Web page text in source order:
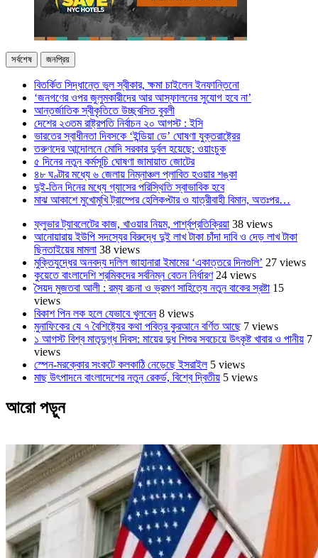
সর্বশেষ জনপ্রিয়
বিতর্কিত সিদ্ধান্তে ভুল স্বীকার, ক্ষমা চাইলেন ইনফান্তিনো
‘জনগণের ওপর জুলুমকারীদের আর আস্ফালনের সুযোগ হবে না’
আন্তর্জাতিক স্বীকৃতিতে উচ্ছ্বসিত বুবলী
দেশের ২৩তম রাষ্ট্রপতি নির্বাচন ২০ আগস্ট : ইসি
ভারতের স্বাধীনতা দিবসকে ‘ইন্ডিয়া ডে’ ঘোষণা যুক্তরাষ্ট্রের
তরুণদের আন্দোলনে মোদি সরকার দুর্বল হয়েছে: ওয়াংচুক
৫ দিনের নতুন কর্মসূচি ঘোষণা জামায়াত জোটের
৪৮ ঘণ্টার মধ্যে ৬ জেলায় নিম্নাঞ্চল প্লাবিত হওয়ার শঙ্কা
দুই-তিন দিনের মধ্যে গ্যাসের পরিস্থিতি স্বাভাবিক হবে
মাঝ আকাশে মুখোমুখি ট্রাম্পের হেলিকপ্টার ও যাত্রীবাহী বিমান, অতঃপর…
ফ্লুভার ট্যাবলেটের কাজ, খাওয়ার নিয়ম, পার্শ্বপ্রতিক্রিয়া 38 views
আনোয়ারায় ইউপি সদস্যের বিরুদ্ধে দুই লাখ টাকা চাঁদা দাবি ও দেড় লাখ টাকা
ছিনতাইয়ের মামলা 38 views
মুক্তিযুদ্ধের অনবদ্য দলিল জাহানারা ইমামের ‘একাত্তরে দিনগুলি’ 27 views
কুয়েতে বাংলাদেশি শ্রমিকদের সর্বনিম্ন বেতন নির্ধারণ 24 views
সৈয়দ মুজতবা আলী : রম্য রচনা ও ভ্রমণ সাহিত্যে নতুন বাকের স্রষ্টা 15
views
বিকাশ পিন লক হলে যেভাবে খুলবেন 8 views
মুনাফিকের যে ৭ বৈশিষ্ট্যের কথা পবিত্র কুরআনে বর্ণিত আছে 7 views
১ আগস্ট বিশ্ব মাতৃদুগ্ধ দিবস: মায়ের দুধ শিশুর সবচেয়ে উৎকৃষ্ট খাবার ও পানীয় 7
views
স্পেন-মরক্কোর সংকটে কলকাঠি নেড়েছে ইসরাইল 5 views
মাছ উৎপাদনে বাংলাদেশের নতুন রেকর্ড, বিশ্বে দ্বিতীয় 5 views
আরো পড়ুন